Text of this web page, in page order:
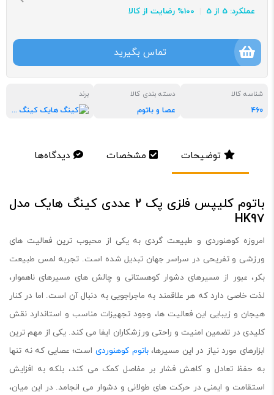
عملکرد: 5 از 5
100% رضایت از کالا
تماس بگیرید
شناسه کالا
460
دسته بندی کالا
عصا و باتوم
برند
کینگ هایک
توضیحات مشخصات دیدگاه‌ها
باتوم کلیپس فلزی پک 2 عددی کینگ هایک مدل
HK97
امروزه کوهنوردی و طبیعت گردی به یکی از محبوب ترین فعالیت های
ورزشی و تفریحی در سراسر جهان تبدیل شده است. تجربه لمس طبیعت
بکر، عبور از مسیرهای دشوار کوهستانی و چالش های مسیرهای ناهموار،
لذت خاصی دارد که هر علاقمند به ماجراجویی به دنبال آن است. اما در کنار
هیجان و زیبایی این فعالیت ها، وجود تجهیزات مناسب و استاندارد نقش
کلیدی در تضمین امنیت و راحتی ورزشکاران ایفا می کند. یکی از مهم ترین
ابزارهای مورد نیاز در این مسیرها،باتوم کوهنوردی است؛ عصایی که نه تنها
به حفظ تعادل و کاهش فشار بر مفاصل کمک می کند، بلکه به افزایش
استقامت و ایمنی در حرکت های طولانی و دشوار می انجامد. در این میان،